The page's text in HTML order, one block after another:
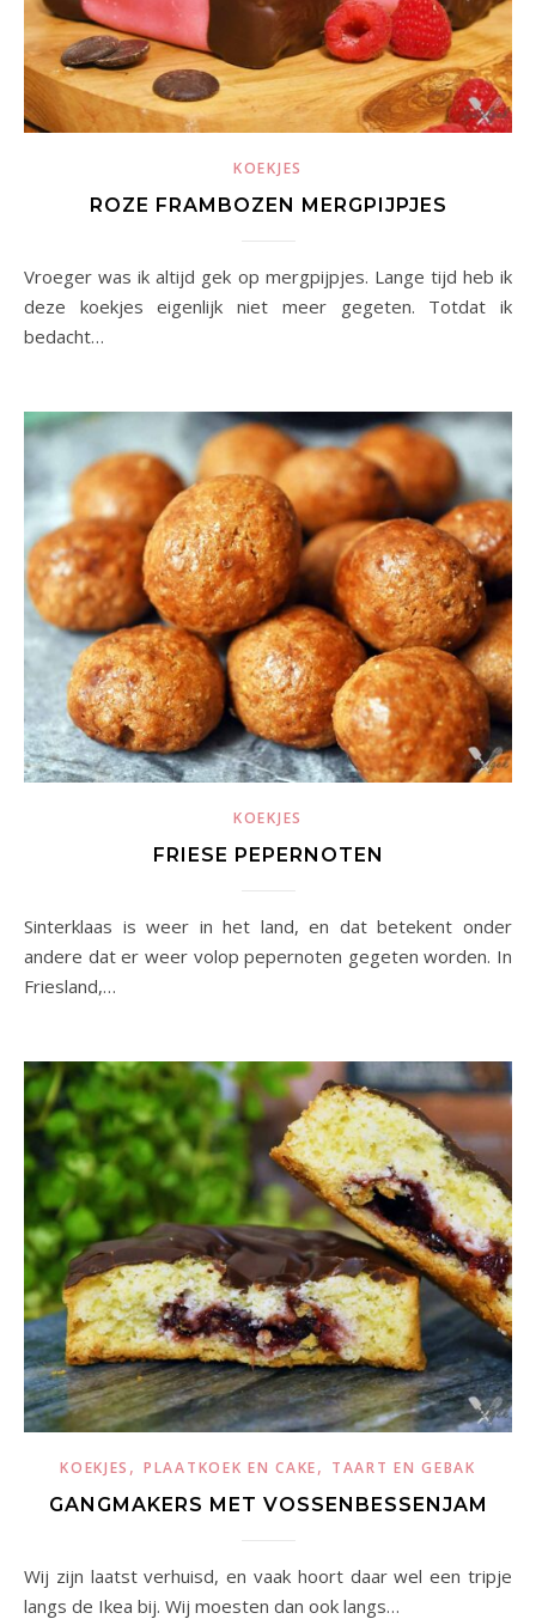
KOEKJES
ROZE FRAMBOZEN MERGPIJPJES
Vroeger was ik altijd gek op mergpijpjes. Lange tijd heb ik
deze koekjes eigenlijk niet meer gegeten. Totdat ik
bedacht…
KOEKJES
FRIESE PEPERNOTEN
Sinterklaas is weer in het land, en dat betekent onder
andere dat er weer volop pepernoten gegeten worden. In
Friesland,…
KOEKJES ,PLAATKOEK EN CAKE, TAART EN GEBAK
GANGMAKERS MET VOSSENBESSENJAM
Wij zijn laatst verhuisd, en vaak hoort daar wel een tripje
langs de Ikea bij. Wij moesten dan ook langs…